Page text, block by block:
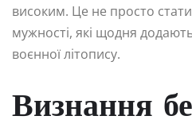
високим. Це не просто
мужності, які щодня
воєнної літопису.
Визнання